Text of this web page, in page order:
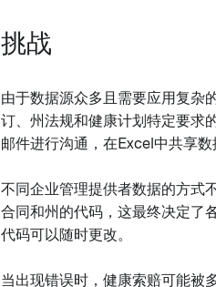
挑战
由于数据源众多且需要应用复杂
订、州法规和健康计划特定要求
邮件进行沟通，在Excel中共享
不同企业管理提供者数据的方式
合同和州的代码，这最终决定了
代码可以随时更改。
当出现错误时，健康索赔可能被